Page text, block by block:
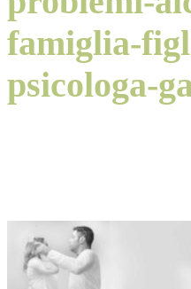
famiglia-
psicologa-